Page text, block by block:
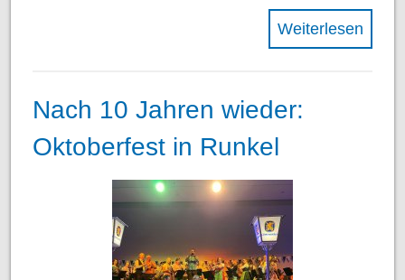
Weiterlesen
Nach 10 Jahren wieder:
Oktoberfest in Runkel